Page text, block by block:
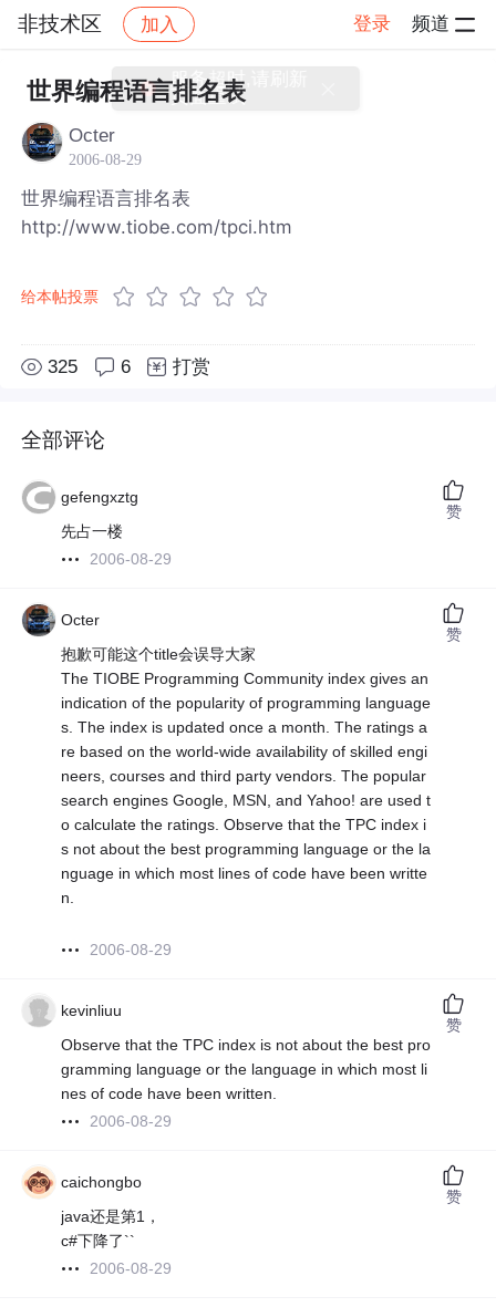
非技术区 加入 登录 频道
社区 非技术区 帖子详情
世界编程语言排名表
Octer
2006-08-29
世界编程语言排名表
http://www.tiobe.com/tpci.htm
给本帖投票
325 6 打赏
全部评论
gefengxztg
先占一楼
2006-08-29
赞
Octer
抱歉可能这个title会误导大家
The TIOBE Programming Community index gives an
indication of the popularity of programming language
s. The index is updated once a month. The ratings a
re based on the world-wide availability of skilled engi
neers, courses and third party vendors. The popular
search engines Google, MSN, and Yahoo! are used t
o calculate the ratings. Observe that the TPC index i
s not about the best programming language or the la
nguage in which most lines of code have been writte
n.
2006-08-29
赞
kevinliuu
Observe that the TPC index is not about the best pro
gramming language or the language in which most li
nes of code have been written.
2006-08-29
赞
caichongbo
java还是第1，
c#下降了``
2006-08-29
赞